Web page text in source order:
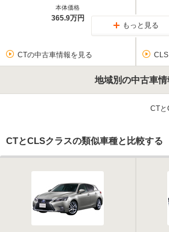
本体価格
365.9万円
もっと見る
CTの中古車情報を見る
地域別の中古車情
CTと
CTとCLSクラスの類似車種と比較する